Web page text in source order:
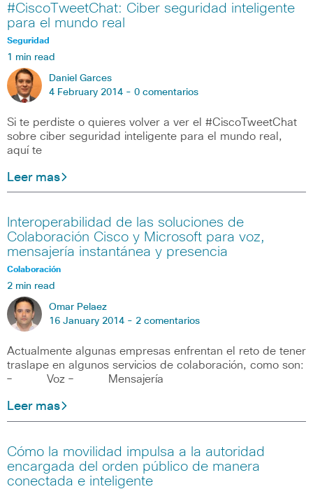
#CiscoTweetChat: Ciber seguridad inteligente
para el mundo real
Seguridad
1 min read
Daniel Garces
4 February 2014 - 0 comentarios
Si te perdiste o quieres volver a ver el #CiscoTweetChat
sobre ciber seguridad inteligente para el mundo real,
aquí te
Leer mas
Interoperabilidad de las soluciones de
Colaboración Cisco y Microsoft para voz,
mensajería instantánea y presencia
Colaboración
2 min read
Omar Pelaez
16 January 2014 - 2 comentarios
Actualmente algunas empresas enfrentan el reto de tener
traslape en algunos servicios de colaboración, como son:
– Voz – Mensajería
Leer mas
Cómo la movilidad impulsa a la autoridad
encargada del orden público de manera
conectada e inteligente